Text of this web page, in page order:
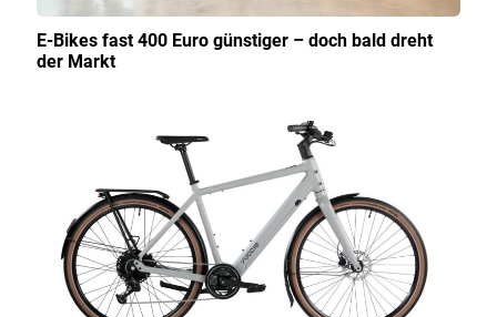
E-Bikes fast 400 Euro günstiger – doch bald dreht
der Markt